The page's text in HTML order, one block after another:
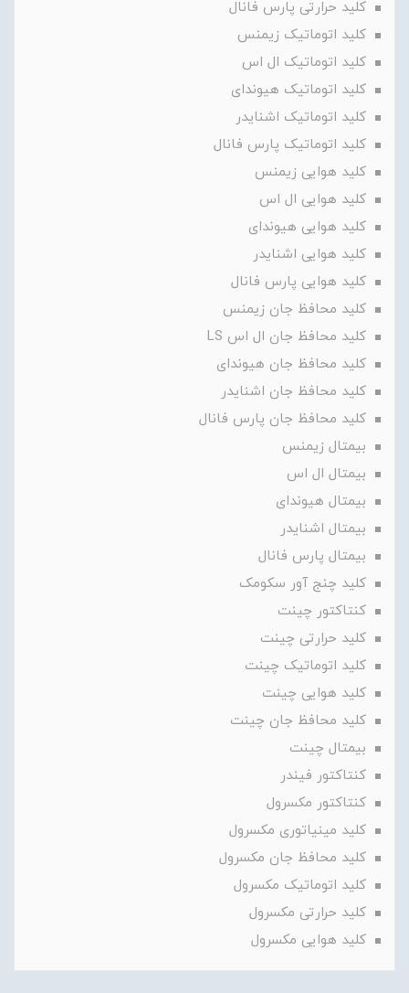
کلید حرارتی پارس فانال
کلید اتوماتیک زیمنس
کلید اتوماتیک ال اس
کلید اتوماتیک هیوندای
کلید اتوماتیک اشنایدر
کلید اتوماتیک پارس فانال
کلید هوایی زیمنس
کلید هوایی ال اس
کلید هوایی هیوندای
کلید هوایی اشنایدر
کلید هوایی پارس فانال
کلید محافظ جان زیمنس
کلید محافظ جان ال اس LS
کلید محافظ جان هیوندای
کلید محافظ جان اشنایدر
کلید محافظ جان پارس فانال
بیمتال زیمنس
بیمتال ال اس
بیمتال هیوندای
بیمتال اشنایدر
بیمتال پارس فانال
کلید چنج آور سکومک
کنتاکتور چینت
کلید حرارتی چینت
کلید اتوماتیک چینت
کلید هوایی چینت
کلید محافظ جان چینت
بیمتال چینت
کنتاکتور فیندر
کنتاکتور مکسرول
کلید مینیاتوری مکسرول
کلید محافظ جان مکسرول
کلید اتوماتیک مکسرول
کلید حرارتی مکسرول
کلید هوایی مکسرول